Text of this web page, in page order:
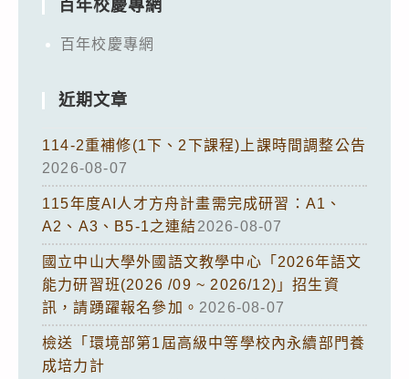
百年校慶專網
百年校慶專網
近期文章
114-2重補修(1下、2下課程)上課時間調整公告
2026-08-07
115年度AI人才方舟計畫需完成研習：A1、
A2、A3、B5-1之連結2026-08-07
國立中山大學外國語文教學中心「2026年語文
能力研習班(2026 /09 ~ 2026/12)」招生資
訊，請踴躍報名參加。 2026-08-07
檢送「環境部第1屆高級中等學校內永續部門養
成培力計